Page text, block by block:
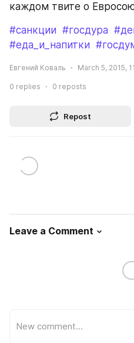
каждом твите о
#санкции #госдура
#еда_и_напитки
Евгений Коваль March 5, 2015,
0 replies 0 reposts
Repost
Leave a Comment